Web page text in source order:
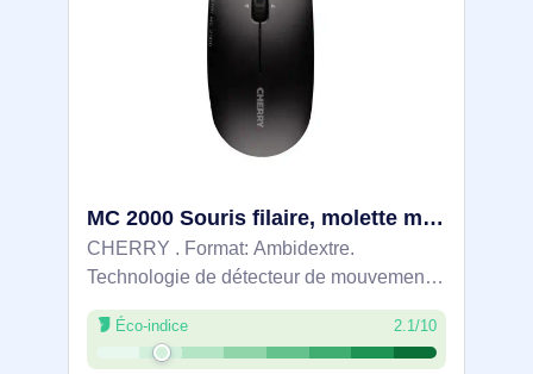
MC 2000 Souris filaire, molette multi directionnelle, noir, USB - JM-0600-2
CHERRY . Format: Ambidextre.
Technologie de détecteur de mouvement:
IR LED, Interface de l'appareil: USB Type-
A, Résolution en mouvement: 1600 DPI,
Type de boutons: Boutons poussoirs,
Éco-indice 2.1/10